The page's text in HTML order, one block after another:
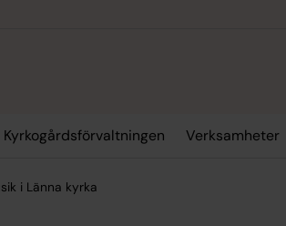
Kyrkogårdsförvaltningen Verksamheter
i Länna kyrka